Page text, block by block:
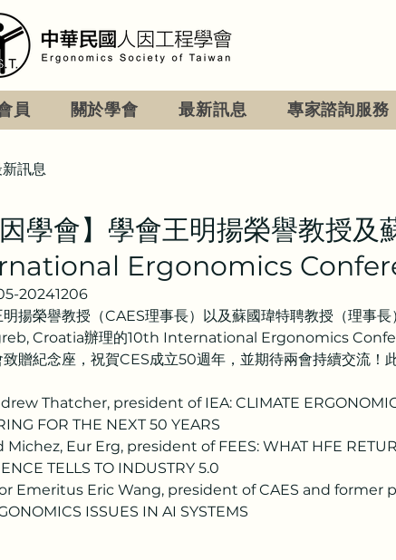
員
關於學會 最新訊息 專家諮詢服務
訊息
因學會】學會王明揚榮譽教授
Ergonomics
20241206
明揚榮譽教授（CAES理事長）以及蘇國瑋特聘教授（理
Croatia辦理的10th International Ergonomics
贈紀念座，祝賀CES成立50週年，並期待兩會持續交流！
Thatcher, president of IEA: CLIMATE
FOR THE NEXT 50 YEARS
Michez, Eur Erg, president of FEES: WHAT HFE
TELLS TO INDUSTRY 5.0
Emeritus Eric Wang, president of CAES and former
ISSUES IN AI SYSTEMS